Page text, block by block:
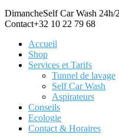
DimancheSelf Car Wash 24h/
Contact+32 10 22 79 68
Accueil
Shop
Services et Tarifs
Tunnel de lavage
Self Car Wash
Aspirateurs
Conseils
Ecologie
Contact & Horaires